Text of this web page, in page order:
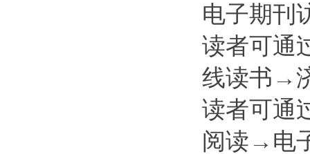
电子期刊
读者可通
线读书→
读者可通
阅读→电